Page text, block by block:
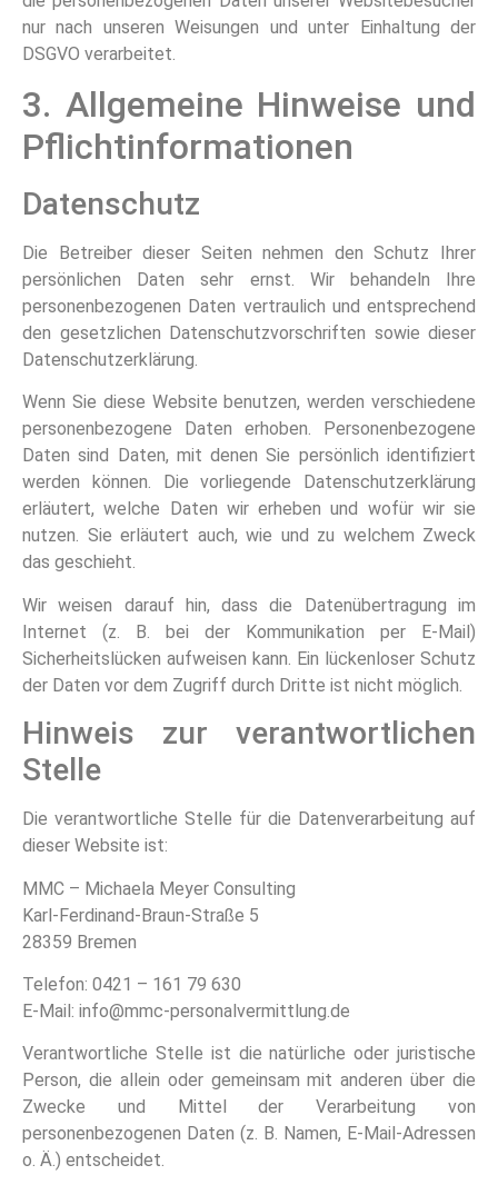
nur nach unseren Weisungen und unter Einhaltung der
DSGVO verarbeitet.
3. Allgemeine Hinweise und
Pflicht­informationen
Datenschutz
Die Betreiber dieser Seiten nehmen den Schutz Ihrer
persönlichen Daten sehr ernst. Wir behandeln Ihre
personenbezogenen Daten vertraulich und entsprechend
den gesetzlichen Datenschutzvorschriften sowie dieser
Datenschutzerklärung.
Wenn Sie diese Website benutzen, werden verschiedene
personenbezogene Daten erhoben. Personenbezogene
Daten sind Daten, mit denen Sie persönlich identifiziert
werden können. Die vorliegende Datenschutzerklärung
erläutert, welche Daten wir erheben und wofür wir sie
nutzen. Sie erläutert auch, wie und zu welchem Zweck
das geschieht.
Wir weisen darauf hin, dass die Datenübertragung im
Internet (z. B. bei der Kommunikation per E-Mail)
Sicherheitslücken aufweisen kann. Ein lückenloser Schutz
der Daten vor dem Zugriff durch Dritte ist nicht möglich.
Hinweis zur verantwortlichen
Stelle
Die verantwortliche Stelle für die Datenverarbeitung auf
dieser Website ist:
MMC – Michaela Meyer Consulting
Karl-Ferdinand-Braun-Straße 5
28359 Bremen
Telefon: 0421 – 161 79 630
E-Mail: info@mmc-personalvermittlung.de
Verantwortliche Stelle ist die natürliche oder juristische
Person, die allein oder gemeinsam mit anderen über die
Zwecke und Mittel der Verarbeitung von
personenbezogenen Daten (z. B. Namen, E-Mail-Adressen
o. Ä.) entscheidet.